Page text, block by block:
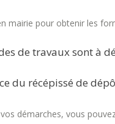
mairie pour obtenir les
de travaux sont à
du récépissé de
démarches, vous